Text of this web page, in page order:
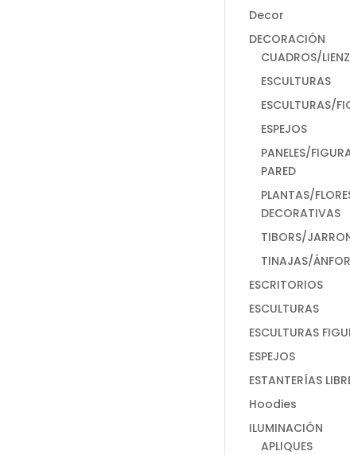
Decor
DECORACIÓN
CUADROS/
ESCULTURAS
ESCULTURAS/
ESPEJOS
PANELES/
PARED
PLANTAS/
DECORATIVAS
TIBORS/
TINAJAS/
ESCRITORIOS
ESCULTURAS
ESCULTURAS
ESPEJOS
ESTANTERÍAS
Hoodies
ILUMINACIÓN
APLIQUES